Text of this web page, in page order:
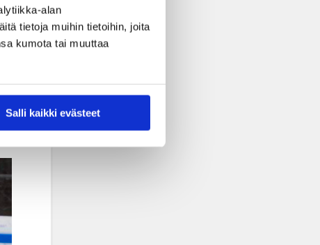
alan
tietoja muihin tietoihin, joita
kumota tai muuttaa
Salli kaikki evästeet